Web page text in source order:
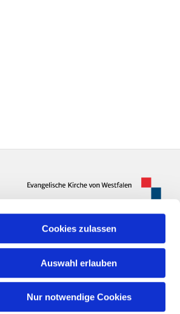
Cookies zulassen
Auswahl erlauben
Nur notwendige Cookies